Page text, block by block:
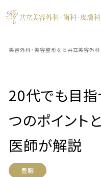
美容外科・美容整形なら共立美容外科
20代でも目指
つのポイント
医師が解説
豊胸